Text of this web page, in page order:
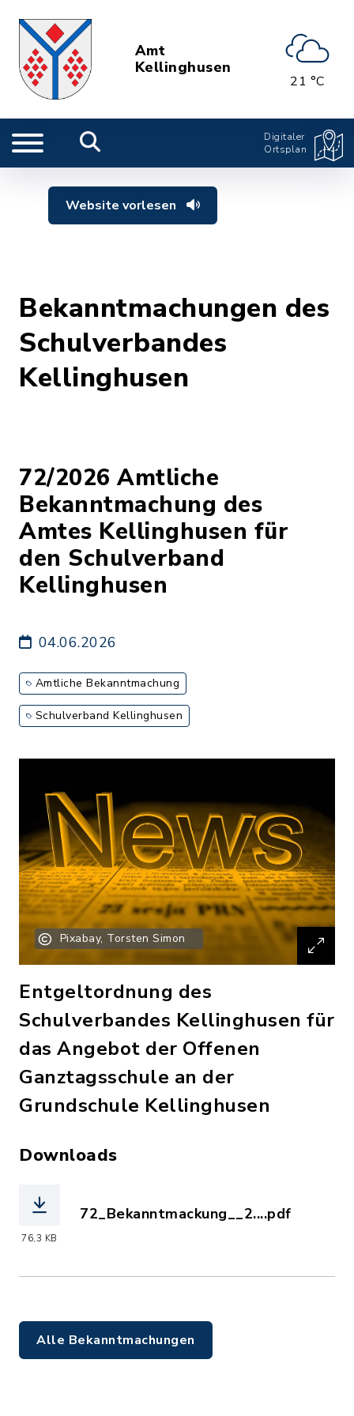
Amt
Kellinghusen
21 °C
Digitaler
Ortsplan
Website vorlesen
Bekanntmachungen des
Schulverbandes
Kellinghusen
72/2026 Amtliche
Bekanntmachung des
Amtes Kellinghusen für
den Schulverband
Kellinghusen
04.06.2026
Amtliche Bekanntmachung
Schulverband Kellinghusen
Pixabay, Torsten Simon
Entgeltordnung des
Schulverbandes Kellinghusen für
das Angebot der Offenen
Ganztagsschule an der
Grundschule Kellinghusen
Downloads
76,3 KB
72_Bekanntmackung__2....pdf
Alle Bekanntmachungen